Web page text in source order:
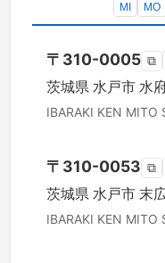
MI
MO
〒 310-0005 ⧉
茨城県 水戸市 水
IBARAKI KEN MITO
〒 310-0053 ⧉
茨城県 水戸市 末
IBARAKI KEN MITO